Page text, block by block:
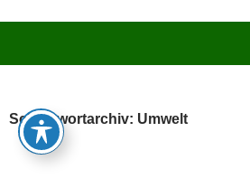
Schlagwortarchiv: Umwelt